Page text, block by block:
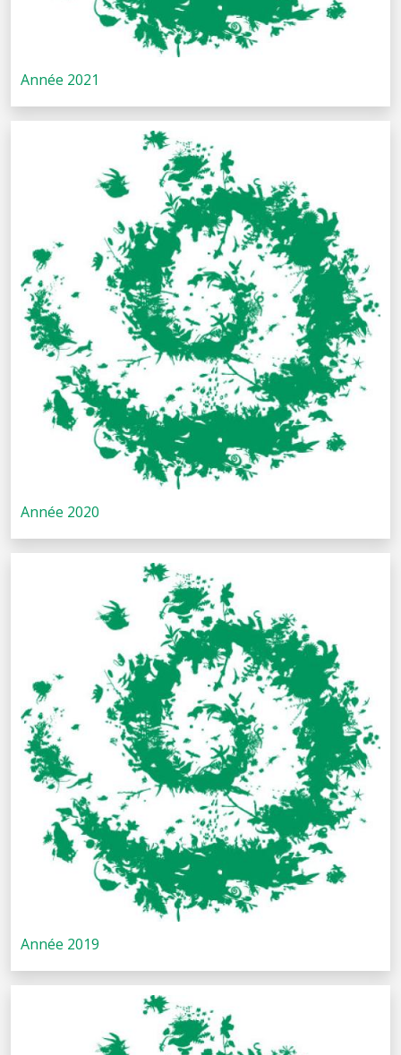
Année 2021
Année 2020
Année 2019